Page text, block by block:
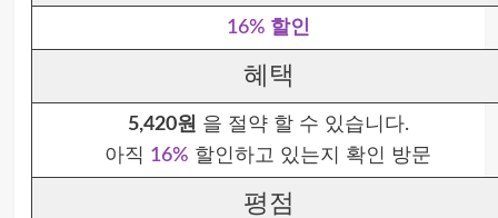
16% 할인
혜택
5,420원 을 절약 할 수 있습니다.
아직 16% 할인하고 있는지 확인 방문
평점